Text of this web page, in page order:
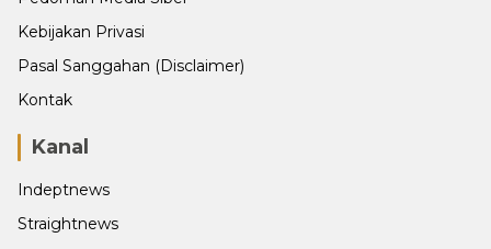
Kebijakan Privasi
Pasal Sanggahan (Disclaimer)
Kontak
Kanal
Indeptnews
Straightnews